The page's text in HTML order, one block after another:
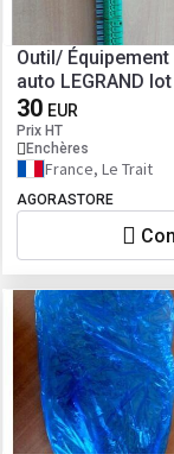
Outil/
auto LEGRAND
30 EUR
Prix HT
Enchères
France, Le Trait
AGORASTORE